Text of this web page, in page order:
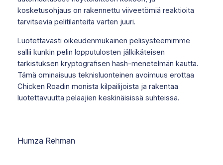
kosketusohjaus on rakennettu viiveetömiä reaktioita
tarvitsevia pelitilanteita varten juuri.
Luotettavasti oikeudenmukainen pelisysteemimme
sallii kunkin pelin lopputulosten jälkikäteisen
tarkistuksen kryptografisen hash-menetelmän kautta.
Tämä ominaisuus teknisluonteinen avoimuus erottaa
Chicken Roadin monista kilpailijoista ja rakentaa
luotettavuutta pelaajien keskinäisissä suhteissa.
Humza Rehman